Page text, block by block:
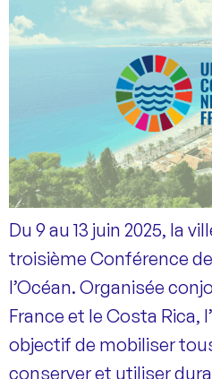
Du 9 au 13 juin 2025, la
troisième Conférence
l’Océan. Organisée
France et le Costa Rica,
objectif de mobiliser
conserver et utiliser